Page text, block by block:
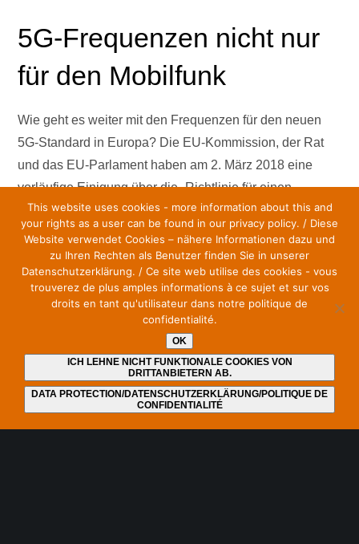
5G-Frequenzen nicht nur
für den Mobilfunk
Wie geht es weiter mit den Frequenzen für den neuen
5G-Standard in Europa? Die EU-Kommission, der Rat
und das EU-Parlament haben am 2. März 2018 eine
vorläufige Einigung über die „Richtlinie für einen
Europäischen Kodex für Elektronische Kommunikation“
erzielt. Der Abschluss der Verhandlungen wird in den
nächsten Monaten erwartet.
WEITERLESEN
Über SOS – Save Our Spectrum
Initiative zur Sicherung von Funkspektrum für die
Veranstaltungs- und Medienwirtschaft.
This website uses cookies - more information about this and
your rights as a user can be found in our privacy policy. / Diese
Website verwendet Cookies – nähere Informationen dazu und
zu Ihren Rechten als Benutzer finden Sie in unserer
Datenschutzerklärung. / Ce site web utilise des cookies - vous
trouverez de plus amples informations à ce sujet et sur vos
droits en tant qu'utilisateur dans notre politique de
confidentialité.
OK
ICH LEHNE NICHT FUNKTIONALE COOKIES VON
DRITTANBIETERN AB.
DATA PROTECTION/DATENSCHUTZERKLÄRUNG/POLITIQUE DE
CONFIDENTIALITÉ